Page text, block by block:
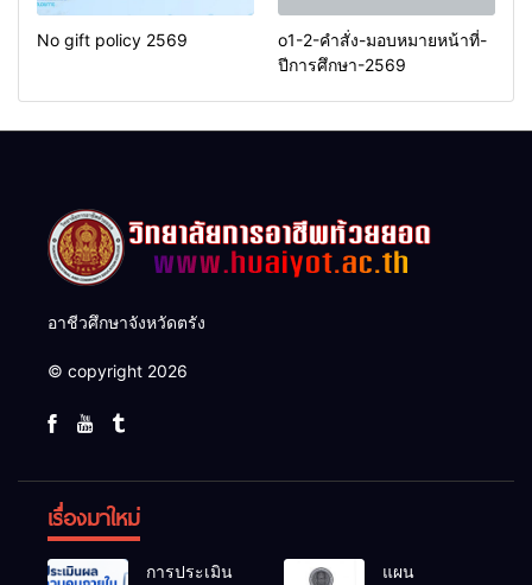
No gift policy 2569
o1-2-คำสั่ง-มอบหมายหน้าที่-
ปีการศึกษา-2569
อาชีวศึกษาจังหวัดตรัง
© copyright 2026
เรื่องมาใหม่
การประเมิน แผน